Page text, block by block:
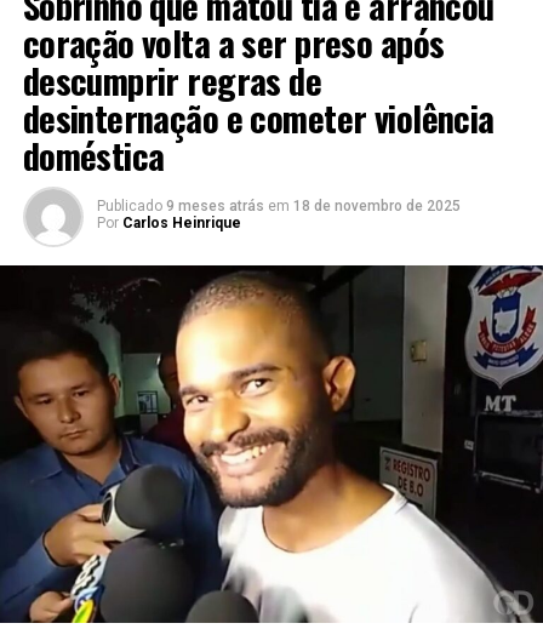
coração volta a ser preso após
descumprir regras de
desinternação e cometer violência
doméstica
Publicado 9 meses atrás em 18 de novembro de 2025
Por Carlos Heinrique